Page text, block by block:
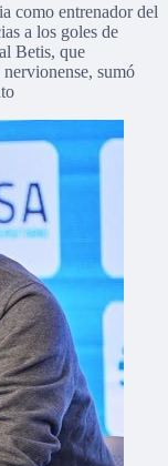
como entrenador del
a los goles de
Betis, que
sumó